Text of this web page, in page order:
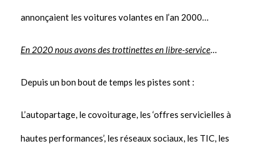
annonçaient les voitures volantes en l’an 2000…
En 2020 nous avons des trottinettes en libre-service…
Depuis un bon bout de temps les pistes sont :
L’autopartage, le covoiturage, les ‘offres servicielles à
hautes performances’, les réseaux sociaux, les TIC, les